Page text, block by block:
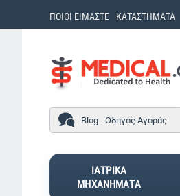
ΠΟΙΟΙ ΕΙΜΑΣΤΕ ΚΑΤΑΣΤΗΜΑΤΑ
Blog - Οδηγός Αγοράς
ΙΑΤΡΙΚΑ
ΜΗΧΑΝΗΜΑΤΑ